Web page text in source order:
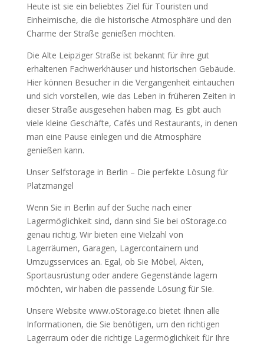
Heute ist sie ein beliebtes Ziel für Touristen und
Einheimische, die die historische Atmosphäre und den
Charme der Straße genießen möchten.
Die Alte Leipziger Straße ist bekannt für ihre gut
erhaltenen Fachwerkhäuser und historischen Gebäude.
Hier können Besucher in die Vergangenheit eintauchen
und sich vorstellen, wie das Leben in früheren Zeiten in
dieser Straße ausgesehen haben mag. Es gibt auch
viele kleine Geschäfte, Cafés und Restaurants, in denen
man eine Pause einlegen und die Atmosphäre
genießen kann.
Unser Selfstorage in Berlin – Die perfekte Lösung für
Platzmangel
Wenn Sie in Berlin auf der Suche nach einer
Lagermöglichkeit sind, dann sind Sie bei oStorage.co
genau richtig. Wir bieten eine Vielzahl von
Lagerräumen, Garagen, Lagercontainern und
Umzugsservices an. Egal, ob Sie Möbel, Akten,
Sportausrüstung oder andere Gegenstände lagern
möchten, wir haben die passende Lösung für Sie.
Unsere Website www.oStorage.co bietet Ihnen alle
Informationen, die Sie benötigen, um den richtigen
Lagerraum oder die richtige Lagermöglichkeit für Ihre